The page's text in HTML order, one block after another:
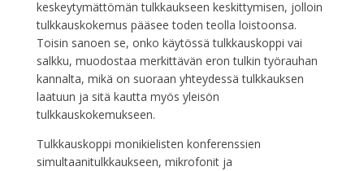
keskeytymättömän tulkkaukseen keskittymisen, jolloin
tulkkauskokemus pääsee toden teolla loistoonsa.
Toisin sanoen se, onko käytössä tulkkauskoppi vai
salkku, muodostaa merkittävän eron tulkin työrauhan
kannalta, mikä on suoraan yhteydessä tulkkauksen
laatuun ja sitä kautta myös yleisön
tulkkauskokemukseen.
Tulkkauskoppi monikielisten konferenssien
simultaanitulkkaukseen, mikrofonit ja